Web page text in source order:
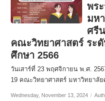
พร
มห
ศรี
คณะวิทยาศาสตร์ ระ
ศึกษา 2566
วันเสาร์ที่ 23 พฤศจิกายน พ.ศ.
19 คณะวิทยาศาสตร์ มหาวิทยาลั
Wednesday, November 13, 2024 /